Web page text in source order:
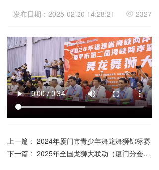
发布日期：2025-02-20 14:28:21 2327
上一篇 : 2024年厦门市青少年舞龙舞狮锦标赛
下一篇 : 2025年全国龙狮大联动（厦门分会场）“宝龙杯”厦门狮王争霸赛圆满收官！